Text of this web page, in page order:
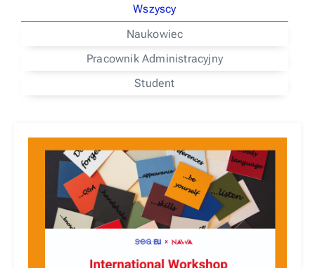
Naukowiec
Pracownik Administracyjny
Student
Wszyscy